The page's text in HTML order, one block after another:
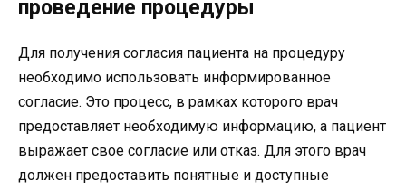
проведение процедуры
Для получения согласия пациента на процедуру
необходимо использовать информированное
согласие. Это процесс, в рамках которого врач
предоставляет необходимую информацию, а пациент
выражает свое согласие или отказ. Для этого врач
должен предоставить понятные и доступные